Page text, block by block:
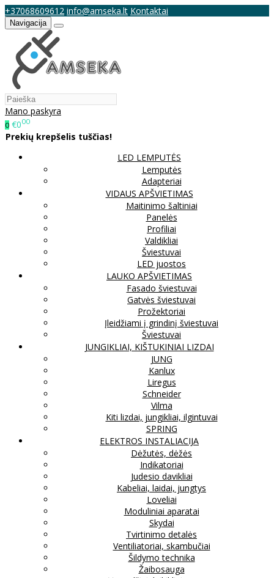
+37068609612 info@amseka.lt Kontaktai
Navigacija
Mano paskyra
0 €000
Prekių krepšelis tuščias!
LED LEMPUTĖS
Lemputės
Adapteriai
VIDAUS APŠVIETIMAS
Maitinimo šaltiniai
Panelės
Profiliai
Valdikliai
Šviestuvai
LED juostos
LAUKO APŠVIETIMAS
Fasado šviestuvai
Gatvės šviestuvai
Prožektoriai
Įleidžiami į grindinį šviestuvai
Šviestuvai
JUNGIKLIAI, KIŠTUKINIAI LIZDAI
JUNG
Kanlux
Liregus
Schneider
Vilma
Kiti lizdai, jungikliai, ilgintuvai
SPRING
ELEKTROS INSTALIACIJA
Dėžutės, dėžės
Indikatoriai
Judesio davikliai
Kabeliai, laidai, jungtys
Loveliai
Moduliniai aparatai
Skydai
Tvirtinimo detalės
Ventiliatoriai, skambučiai
Šildymo technika
Žaibosauga